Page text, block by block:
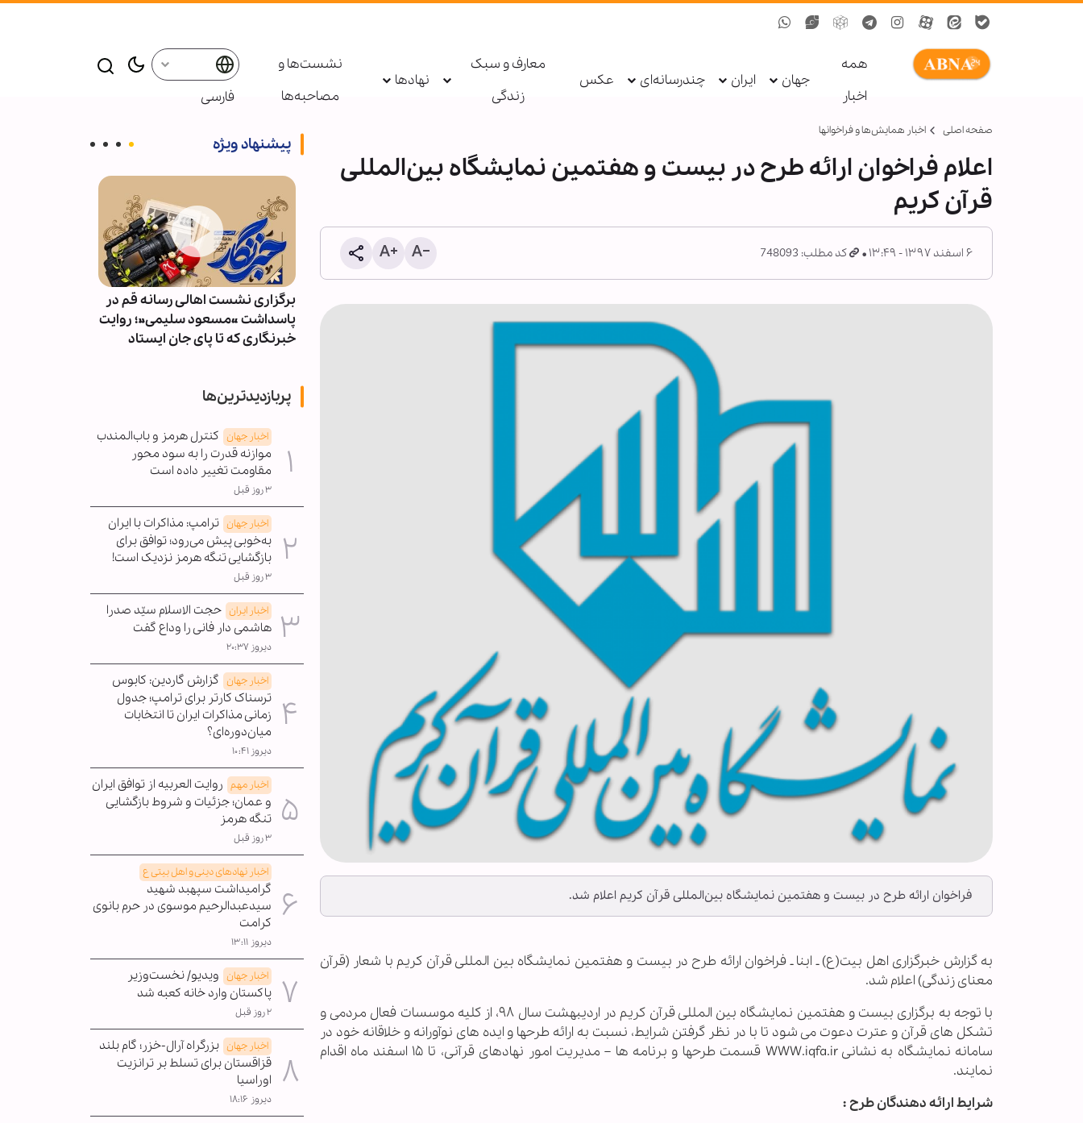
همه
اخبار
جهان ایران چندرسانه‌ای عکس
معارف و سبک
زندگی
نهادها
نشست‌ها و
مصاحبه‌ها
فارسی
صفحه اصلی اخبار همايش‌ها و فراخوان‏ها
اعلام فراخوان ارائه طرح در بیست و هفتمین نمایشگاه بین‌المللی
قرآن کریم
۶ اسفند ۱۳۹۷ - ۱۳:۴۹ کد مطلب: 748093
فراخوان ارائه طرح در بیست و هفتمین نمایشگاه بین‌المللی قرآن کریم اعلام شد.
به گزارش خبرگزاری اهل بیت(ع) ـ ابنا ـ فراخوان ارائه طرح در بیست و هفتمین نمایشگاه بین المللی قرآن کریم با شعار (قرآن
معنای زندگی) اعلام شد.
با توجه به برگزاری بیست و هفتمین نمایشگاه بین المللی قرآن کریم در اردیبهشت سال ٩٨، از کلیه موسسات فعال مردمی و
تشکل های قرآن و عترت دعوت می­ شود تا با در نظر گرفتن شرایط، نسبت به ارائه طرحها و ایده های نوآورانه و خلاقانه خود در
سامانه نمایشگاه به نشانی WWW.iqfa.ir قسمت طرحها و برنامه ها – مدیریت امور نهادهای قرآنی، تا ۱۵ اسفند ماه اقدام
نمایند.
شرایط ارائه دهندگان طرح :
پیشنهاد ویژه
گزارش تصویری/ دشواری دسترسی
به آب در نوار غزه
برگزاری نشست اهالی رسانه قم در
پاسداشت «مسعود سلیمی»؛ روایت
خبرنگاری که تا پای جان ایستاد
پربازدیدترین‌ها
اخبار جهان کنترل هرمز و باب‌المندب
موازنه قدرت را به سود محور
مقاومت تغییر داده است
۳ روز قبل
اخبار جهان ترامپ: مذاکرات با ایران
به‌خوبی پیش می‌رود؛ توافق برای
بازگشایی تنگه هرمز نزدیک است!
۳ روز قبل
اخبار ایران حجت الاسلام سیّد صدرا
هاشمی دار فانی را وداع گفت
دیروز ۲۰:۳۷
اخبار جهان گزارش گاردین: کابوس
ترسناک کارتر برای ترامپ؛ جدول
زمانی مذاکرات ایران تا انتخابات
میان‌دوره‌ای؟
دیروز ۱۰:۴۱
اخبار مهم روایت العربیه از توافق ایران
و عمان؛ جزئیات و شروط بازگشایی
تنگه هرمز
۳ روز قبل
اخبار نهادهای دینی و اهل بیتی ع
گرامیداشت سپهبد شهید
سیدعبدالرحیم موسوی در حرم بانوی
کرامت
دیروز ۱۳:۱۱
اخبار جهان ویدیو/ نخست‌وزیر
پاکستان وارد خانه کعبه شد
۲ روز قبل
اخبار جهان بزرگراه آرال-خزر؛ گام بلند
قزاقستان برای تسلط بر ترانزیت
اوراسیا
دیروز ۱۸:۱۶